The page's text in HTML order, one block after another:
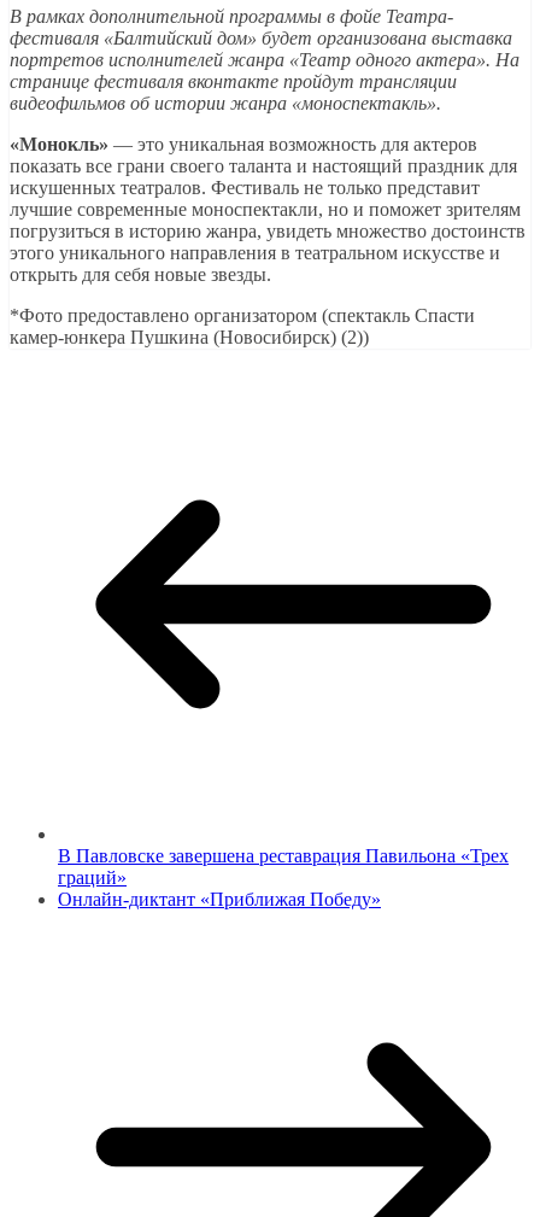
В рамках дополнительной программы в фойе Театра-
фестиваля «Балтийский дом» будет организована выставка
портретов исполнителей жанра «Театр одного актера». На
странице фестиваля вконтакте пройдут трансляции
видеофильмов об истории жанра «моноспектакль».
«Монокль» — это уникальная возможность для актеров
показать все грани своего таланта и настоящий праздник для
искушенных театралов. Фестиваль не только представит
лучшие современные моноспектакли, но и поможет зрителям
погрузиться в историю жанра, увидеть множество достоинств
этого уникального направления в театральном искусстве и
открыть для себя новые звезды.
*Фото предоставлено организатором (спектакль Спасти
камер-юнкера Пушкина (Новосибирск) (2))
В Павловске завершена реставрация Павильона «Трех
граций»
Онлайн-диктант «Приближая Победу»